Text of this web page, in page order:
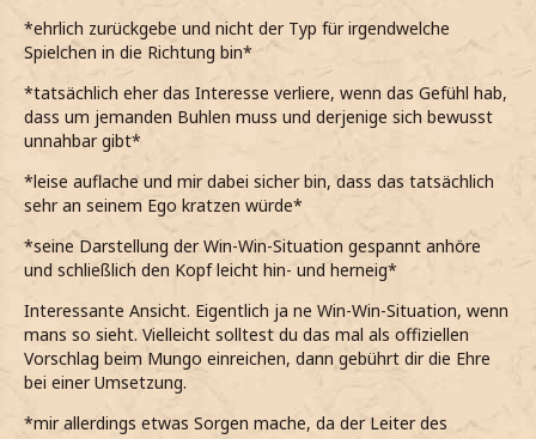
*ehrlich zurückgebe und nicht der Typ für irgendwelche
Spielchen in die Richtung bin*
*tatsächlich eher das Interesse verliere, wenn das Gefühl hab,
dass um jemanden Buhlen muss und derjenige sich bewusst
unnahbar gibt*
*leise auflache und mir dabei sicher bin, dass das tatsächlich
sehr an seinem Ego kratzen würde*
*seine Darstellung der Win-Win-Situation gespannt anhöre
und schließlich den Kopf leicht hin- und herneig*
Interessante Ansicht. Eigentlich ja ne Win-Win-Situation, wenn
mans so sieht. Vielleicht solltest du das mal als offiziellen
Vorschlag beim Mungo einreichen, dann gebührt dir die Ehre
bei einer Umsetzung.
*mir allerdings etwas Sorgen mache, da der Leiter des